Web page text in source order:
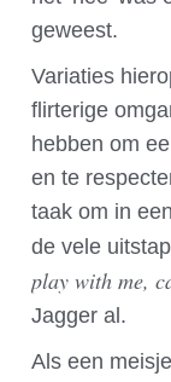
geweest.
Variaties
flirterige
hebben om
en te
taak om in
de vele
play with me,
Jagger al.
Als een